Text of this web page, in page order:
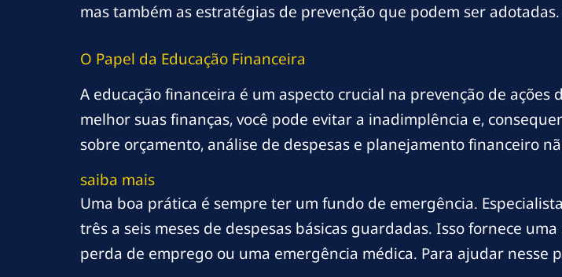
mas também as estratégias de prevenção que podem ser
O Papel da Educação Financeira
A educação financeira é um aspecto crucial na prevenção de
melhor suas finanças, você pode evitar a inadimplência e,
sobre orçamento, análise de despesas e planejamento financeiro
saiba mais
Uma boa prática é sempre ter um fundo de emergência.
três a seis meses de despesas básicas guardadas. Isso fornece
perda de emprego ou uma emergência médica. Para ajudar nesse